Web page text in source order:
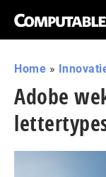
Home »
Adobe